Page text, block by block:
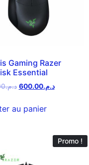
Gaming Razer
Essential
د.م. د.م.600.00
au panier
Promo !